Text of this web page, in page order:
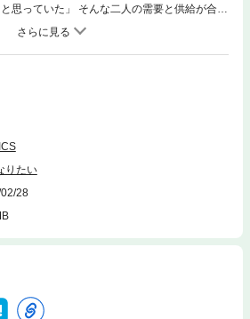
思っていた」 そんな二人の需要と供給が合致
りたい
28